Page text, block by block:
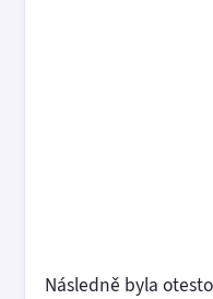
Následně byla